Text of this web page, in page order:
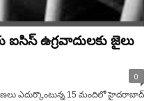
ఐసిస్ ఉగ్రవాదులకు జైలు
0
ఎదుర్కొంటున్న 15 మందిలో హైదరాబాద్